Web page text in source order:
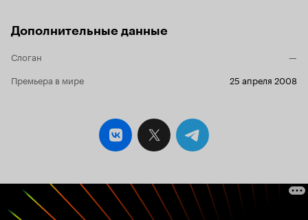
чертова ворона - все смешали, чтобы
жуткого и страшного, чтобы вызвать в нас
убийстве. И знаете, получилось. Однозначно
частей, таким образом за короткое время,
отведенное короткометражкам, достигается
эффект неожиданности. После переломного
момента с одеялом, можно увидеть, как все
бы обычный трудовой день), полиция, на
казалось бы пустынной трассе, и дяденька,
улыбаясь, уже сойдет за трудягу-фермера, да и
Дополнительные данные
Слоган
—
Премьера в мире
25 апреля 2008